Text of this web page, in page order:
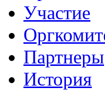
Участие
Партнеры
История